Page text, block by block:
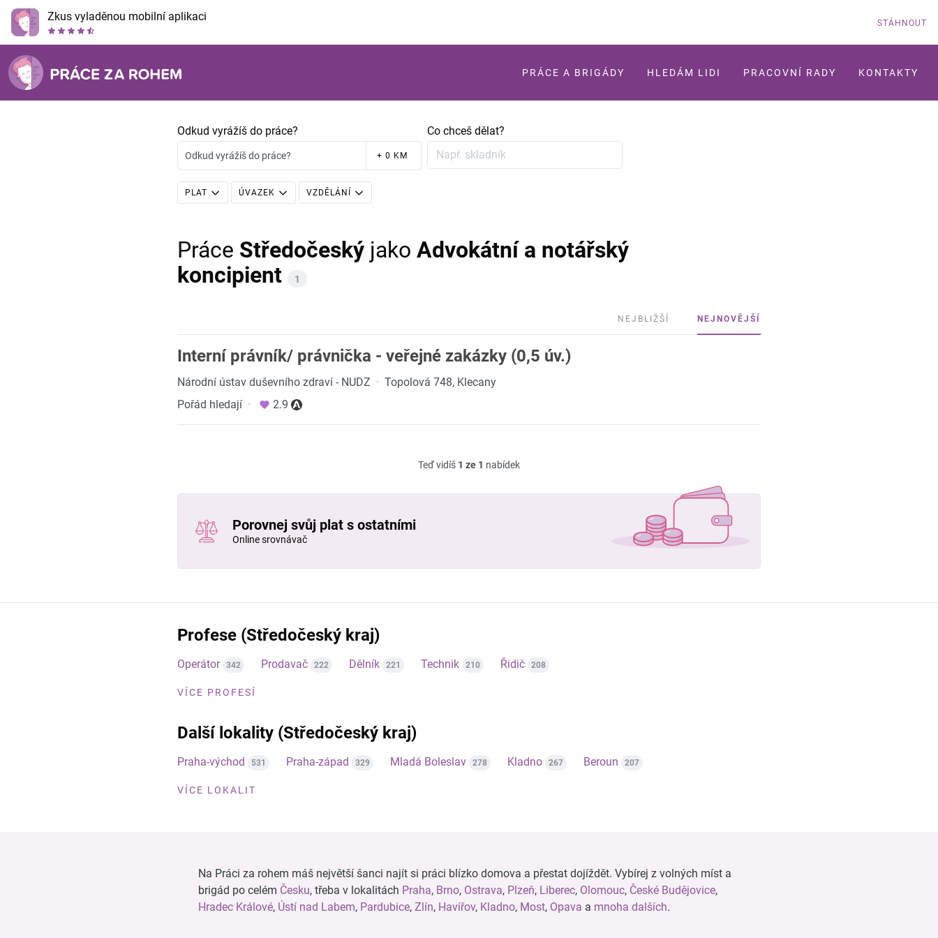
Zkus vyladěnou mobilní aplikaci STÁHNOUT
PRÁCE A BRIGÁDY HLEDÁM LIDI PRACOVNÍ RADY KONTAKTY
Odkud vyrážíš do práce?
Odkud vyrážíš do práce? + 0 KM
Co chceš dělat?
PLAT ÚVAZEK VZDĚLÁNÍ
Práce Středočeský jako Advokátní a notářský
koncipient
1
NEJBLIŽŠÍ NEJNOVĚJŠÍ
Interní právník/ právnička - veřejné zakázky (0,5 úv.)
Národní ústav duševního zdraví - NUDZ · Topolová 748, Klecany
Pořád hledají · 2.9
Teď vidíš 1 ze 1 nabídek
Porovnej svůj plat s ostatními
Online srovnávač
Profese (Středočeský kraj)
Operátor 342 Prodavač 222 Dělník 221 Technik 210 Řidič 208
VÍCE PROFESÍ
Další lokality (Středočeský kraj)
Praha-východ 531 Praha-západ 329 Mladá Boleslav 278 Kladno 267 Beroun 207
VÍCE LOKALIT
Na Práci za rohem máš největší šanci najít si práci blízko domova a přestat dojíždět. Vybírej z volných míst a
brigád po celém Česku, třeba v lokalitách Praha, Brno, Ostrava, Plzeň, Liberec, Olomouc, České Budějovice,
Hradec Králové, Ústí nad Labem, Pardubice, Zlín, Havířov, Kladno, Most, Opava a mnoha dalších.